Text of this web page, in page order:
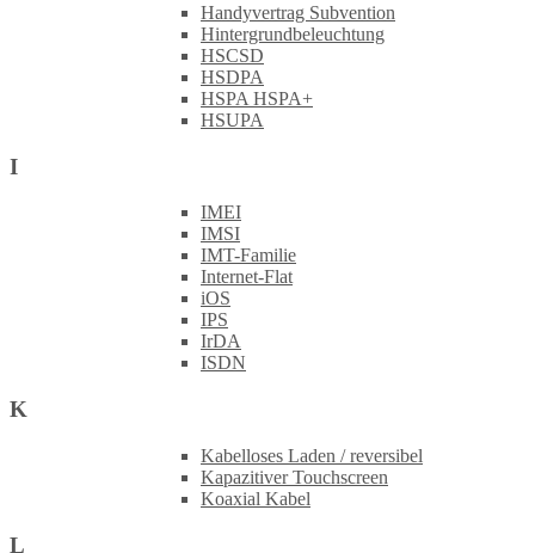
Handyvertrag Subvention
Hintergrundbeleuchtung
HSCSD
HSDPA
HSPA HSPA+
HSUPA
I
IMEI
IMSI
IMT-Familie
Internet-Flat
iOS
IPS
IrDA
ISDN
K
Kabelloses Laden / reversibel
Kapazitiver Touchscreen
Koaxial Kabel
L